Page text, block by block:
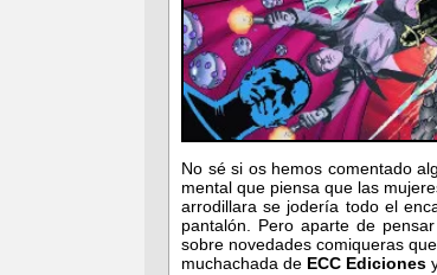
No sé si os hemos comentado
mental que piensa que las
arrodillara se jodería todo el
pantalón. Pero aparte de
sobre novedades comiqueras
muchachada de ECC Ediciones